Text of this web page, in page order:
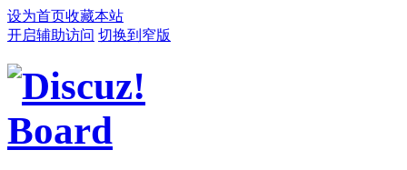
设为首页收藏本站
开启辅助访问 切换到窄版